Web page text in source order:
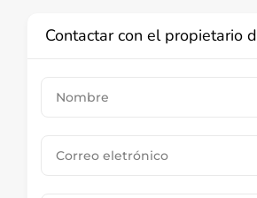
Contactar con el propietario